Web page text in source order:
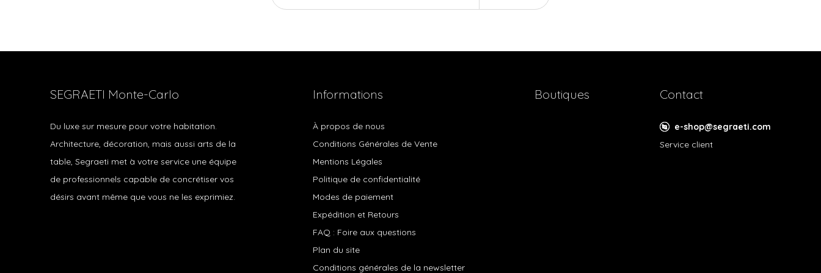
SEGRAETI Monte-Carlo
Du luxe sur mesure pour votre habitation.
Architecture, décoration, mais aussi arts de la
table, Segraeti met à votre service une équipe
de professionnels capable de concrétiser vos
désirs avant même que vous ne les exprimiez.
Informations
À propos de nous
Conditions Générales de Vente
Mentions Légales
Politique de confidentialité
Modes de paiement
Expédition et Retours
FAQ : Foire aux questions
Plan du site
Conditions générales de la newsletter
Boutiques Contact
e-shop@segraeti.com
Service client